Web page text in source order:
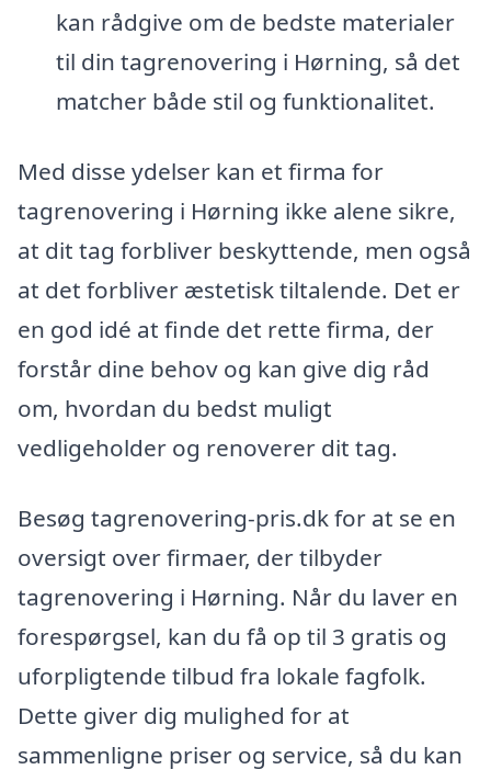
kan rådgive om de bedste materialer
til din tagrenovering i Hørning, så det
matcher både stil og funktionalitet.
Med disse ydelser kan et firma for
tagrenovering i Hørning ikke alene sikre,
at dit tag forbliver beskyttende, men også
at det forbliver æstetisk tiltalende. Det er
en god idé at finde det rette firma, der
forstår dine behov og kan give dig råd
om, hvordan du bedst muligt
vedligeholder og renoverer dit tag.
Besøg tagrenovering-pris.dk for at se en
oversigt over firmaer, der tilbyder
tagrenovering i Hørning. Når du laver en
forespørgsel, kan du få op til 3 gratis og
uforpligtende tilbud fra lokale fagfolk.
Dette giver dig mulighed for at
sammenligne priser og service, så du kan